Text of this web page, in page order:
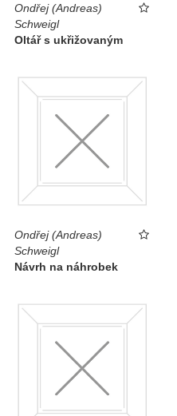
Ondřej (Andreas)
Schweigl
Oltář s ukřižovaným
Ondřej (Andreas)
Schweigl
Návrh na náhrobek